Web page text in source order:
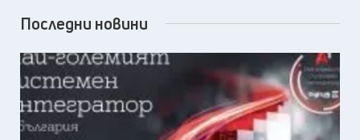
Последни новини